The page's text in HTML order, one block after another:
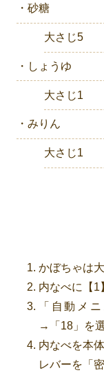
・砂糖
大さじ5
・しょうゆ
大さじ1
・みりん
大さじ1
かぼちゃは
内なべに【1
「自動メ
→「18」を
内なべを本
レバーを「